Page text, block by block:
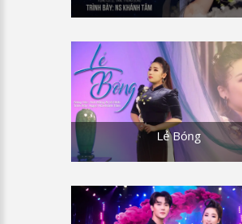
Lẻ Bóng